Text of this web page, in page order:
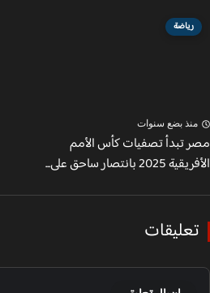
رياضة
بضع سنوات
تبدأ تصفيات كأس الأمم
بانتصار ساحق على...